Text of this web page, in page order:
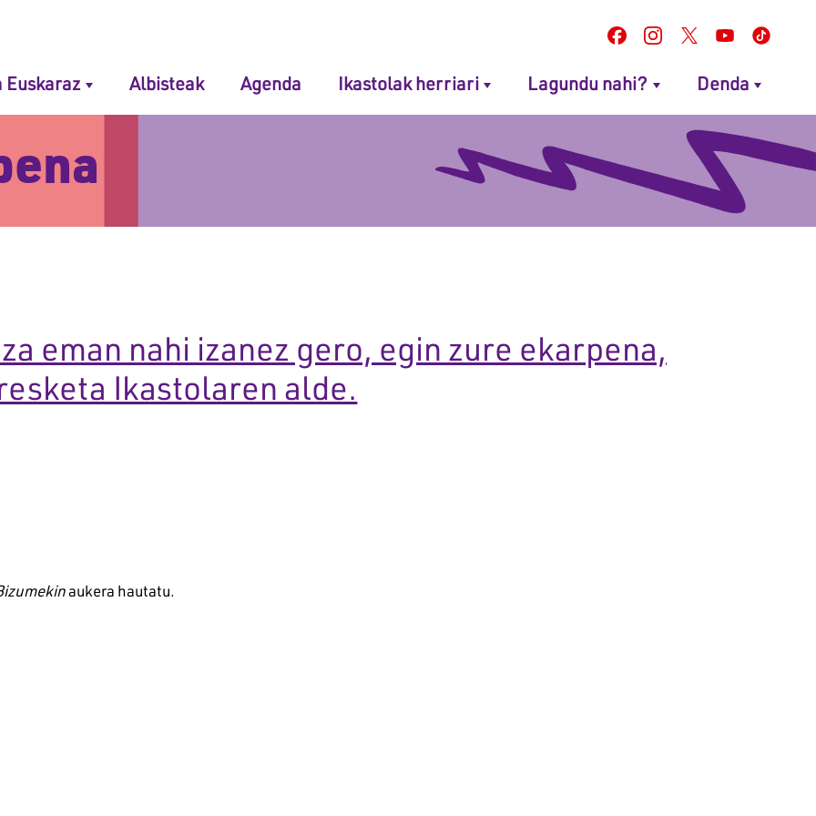
Euskaraz Albisteak Agenda Ikastolak herriari Lagundu nahi? Denda
eman nahi izanez gero, egin zure ekarpena,
Ikastolaren alde.
aukera hautatu.